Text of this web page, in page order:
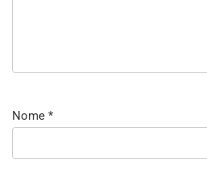
Nome *